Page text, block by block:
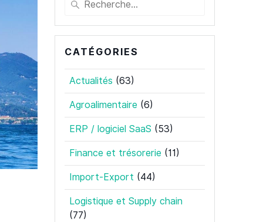
:
CATÉGORIES
Actualités (63)
Agroalimentaire (6)
ERP / logiciel SaaS (53)
Finance et trésorerie (11)
Import-Export (44)
Logistique et Supply chain
(77)